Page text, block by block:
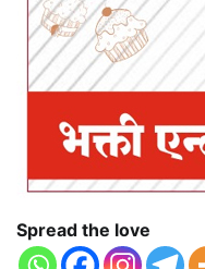
Spread the love